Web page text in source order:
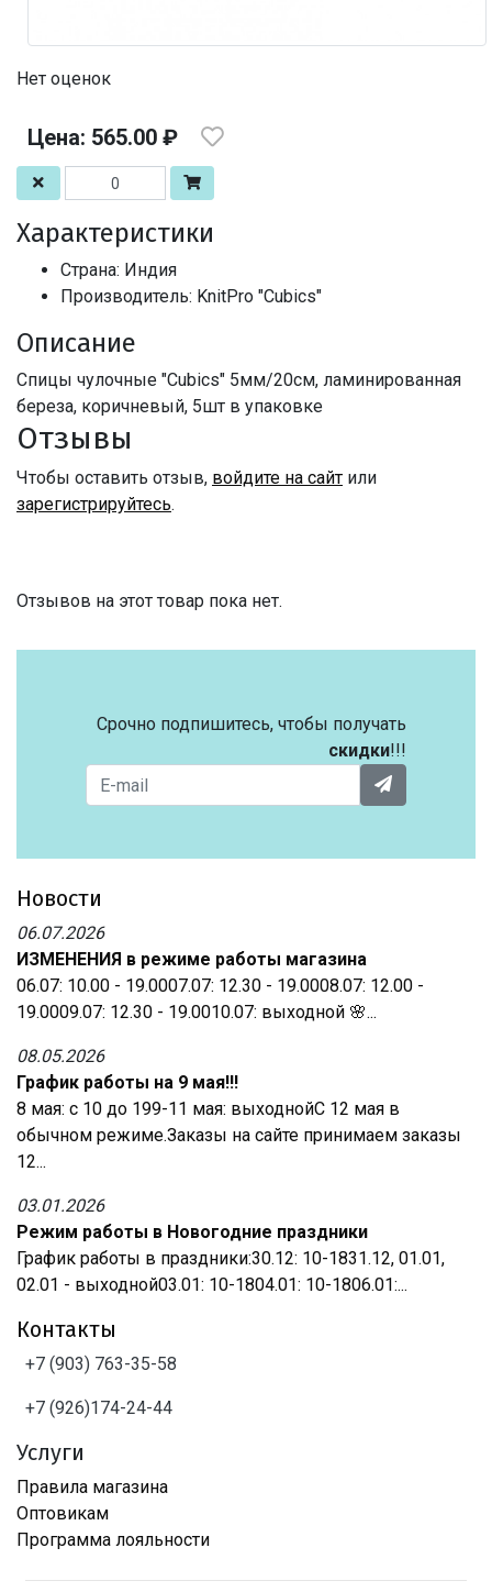
Нет оценок
Цена: 565.00 ₽
Характеристики
Страна: Индия
Производитель: KnitPro "Cubics"
Описание
Спицы чулочные "Cubics" 5мм/20см, ламинированная
береза, коричневый, 5шт в упаковке
Отзывы
Чтобы оставить отзыв, войдите на сайт или
зарегистрируйтесь.
Отзывов на этот товар пока нет.
Срочно подпишитесь, чтобы получать
скидки!!!
Новости
06.07.2026
ИЗМЕНЕНИЯ в режиме работы магазина
06.07: 10.00 - 19.0007.07: 12.30 - 19.0008.07: 12.00 -
19.0009.07: 12.30 - 19.0010.07: выходной 🌸...
08.05.2026
График работы на 9 мая!!!
8 мая: с 10 до 199-11 мая: выходнойС 12 мая в
обычном режиме.Заказы на сайте принимаем заказы
12...
03.01.2026
Режим работы в Новогодние праздники
График работы в праздники:30.12: 10-1831.12, 01.01,
02.01 - выходной03.01: 10-1804.01: 10-1806.01:...
Контакты
+7 (903) 763-35-58
+7 (926)174-24-44
Услуги
Правила магазина
Оптовикам
Программа лояльности